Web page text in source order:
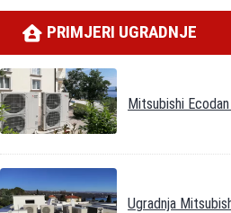
PRIMJERI UGRADNJE
Mitsubishi
Ugradnja